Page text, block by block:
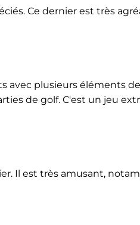
Ce dernier est très
plusieurs éléments
de golf. C'est un jeu
Il est très amusant,